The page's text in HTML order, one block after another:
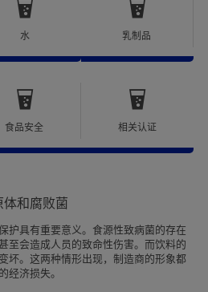
水 乳制品
食品安全 相关认证
和腐败菌
护具有重要意义。食源性致病菌的存在
至会造成人员的致命性伤害。而饮料的
坏。这两种情形出现，制造商的形象都
经济损失。